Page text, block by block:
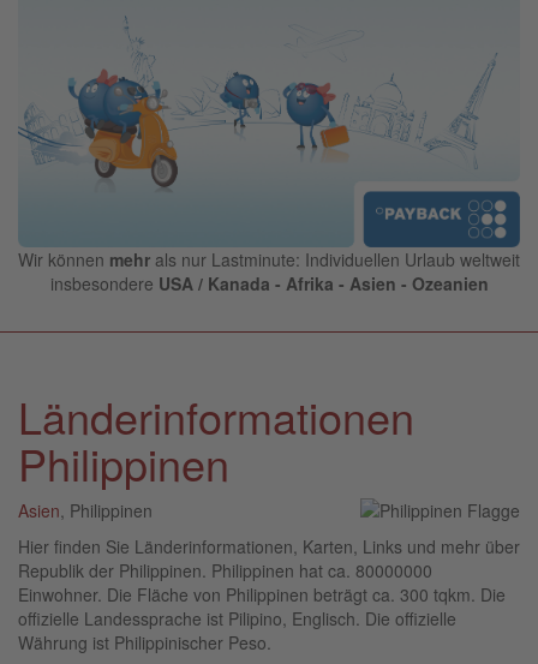
Wir können mehr als nur Lastminute: Individuellen Urlaub weltweit
insbesondere USA / Kanada - Afrika - Asien - Ozeanien
Länderinformationen
Philippinen
Asien , Philippinen
Hier finden Sie Länderinformationen, Karten, Links und mehr über
Republik der Philippinen. Philippinen hat ca. 80000000
Einwohner. Die Fläche von Philippinen beträgt ca. 300 tqkm. Die
offizielle Landessprache ist Pilipino, Englisch. Die offizielle
Währung ist Philippinischer Peso.